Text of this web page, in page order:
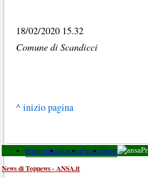
18/02/2020 15.32
Comune di Scandicci
^ inizio pagina
Primo pianoToscanaFinanzaSport
News di Topnews - ANSA.it